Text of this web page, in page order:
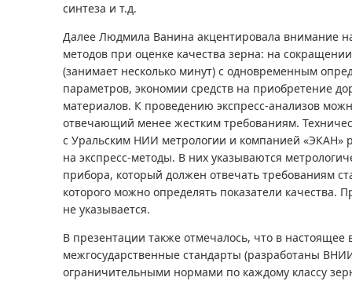
синтеза и т.д.
Далее Людмила Ванина акцентировала внимание
методов при оценке качества зерна: на
(занимает несколько минут) с одновременным
параметров, экономии средств на приобретение
материалов. К проведению экспресс-анализов
отвечающий менее жестким требованиям.
с Уральским НИИ метрологии и компанией «ЭКАН»
на экспресс-методы. В них указываются
прибора, который должен отвечать требованиям
которого можно определять показатели качества.
не указывается.
В презентации также отмечалось, что в
межгосударственные стандарты (разработаны
ограничительными нормами по каждому классу